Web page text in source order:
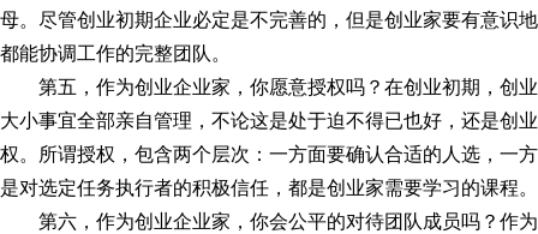
母。尽管创业初期企业必定是不完善的，但是创业家要有意识
都能协调工作的完整团队。
第五，作为创业企业家，你愿意授权吗？在创业初期，创
大小事宜全部亲自管理，不论这是处于迫不得已也好，还是创
权。所谓授权，包含两个层次：一方面要确认合适的人选，一
是对选定任务执行者的积极信任，都是创业家需要学习的课程。
第六，作为创业企业家，你会公平的对待团队成员吗？作